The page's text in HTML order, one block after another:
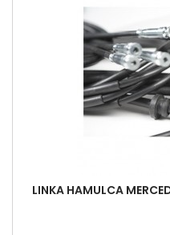
LINKA HAMULCA